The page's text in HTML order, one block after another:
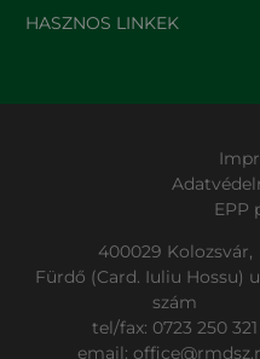
HASZNOS LINKEK
EPP
400029 Kolozsvár,
Fürdő (Card. Iuliu Hossu)
szám
tel/fax: 0723 250 321
email: